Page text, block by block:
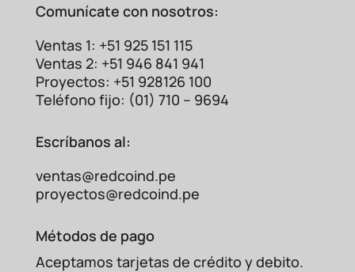
Comunícate con nosotros:
Ventas 1: +51 925 151 115
Ventas 2: +51 946 841 941
Proyectos: +51 928126 100
Teléfono fijo: (01) 710 – 9694
Escríbanos al:
ventas@redcoind.pe
proyectos@redcoind.pe
Métodos de pago
Aceptamos tarjetas de crédito y debito.